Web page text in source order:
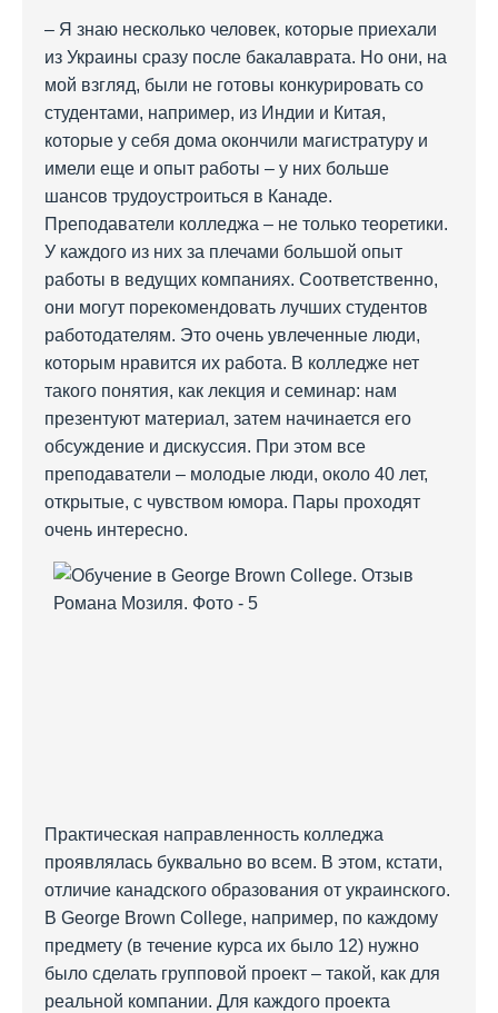
– Я знаю несколько человек, которые приехали
из Украины сразу после бакалаврата. Но они, на
мой взгляд, были не готовы конкурировать со
студентами, например, из Индии и Китая,
которые у себя дома окончили магистратуру и
имели еще и опыт работы – у них больше
шансов трудоустроиться в Канаде.
Преподаватели колледжа – не только теоретики.
У каждого из них за плечами большой опыт
работы в ведущих компаниях. Соответственно,
они могут порекомендовать лучших студентов
работодателям. Это очень увлеченные люди,
которым нравится их работа. В колледже нет
такого понятия, как лекция и семинар: нам
презентуют материал, затем начинается его
обсуждение и дискуссия. При этом все
преподаватели – молодые люди, около 40 лет,
открытые, с чувством юмора. Пары проходят
очень интересно.
Практическая направленность колледжа
проявлялась буквально во всем. В этом, кстати,
отличие канадского образования от украинского.
В George Brown College, например, по каждому
предмету (в течение курса их было 12) нужно
было сделать групповой проект – такой, как для
реальной компании. Для каждого проекта